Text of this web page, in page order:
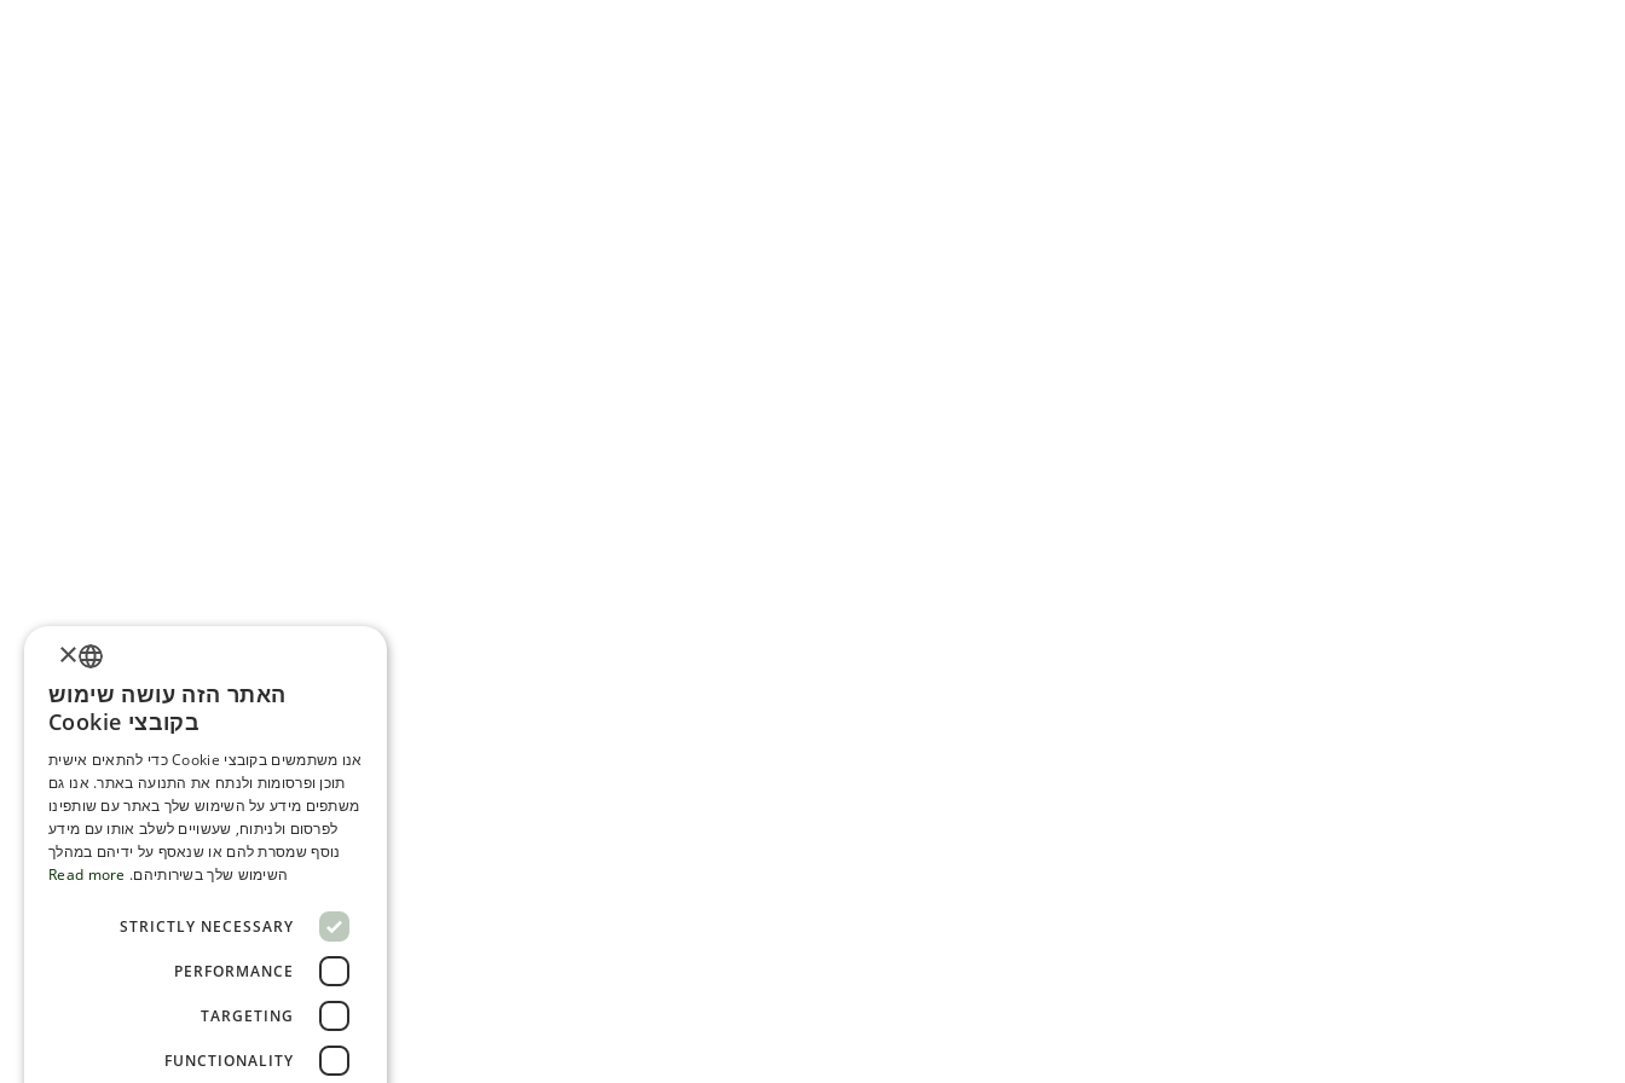
ENGLISH
SERBIA
HEBREW
RUSSIAN
SERBIAN-2
×
האתר הזה עושה שימוש
בקובצי Cookie
אנו משתמשים בקובצי Cookie כדי להתאים אישית
תוכן ופרסומות ולנתח את התנועה באתר. אנו גם
משתפים מידע על השימוש שלך באתר עם שותפינו
לפרסום ולניתוח, שעשויים לשלב אותו עם מידע
נוסף שמסרת להם או שנאסף על ידיהם במהלך
השימוש שלך בשירותיהם. Read more
STRICTLY NECESSARY
PERFORMANCE
TARGETING
FUNCTIONALITY